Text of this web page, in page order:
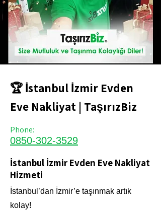
🏆 İstanbul İzmir Evden
Eve Nakliyat | TaşırızBiz
Phone:
0850-302-3529
İstanbul İzmir Evden Eve Nakliyat
Hizmeti
İstanbul’dan İzmir’e taşınmak artık
kolay!